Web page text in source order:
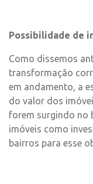
Possibilidade de
Como dissemos
transformação
em andamento, a
do valor dos
forem surgindo no
imóveis como
bairros para esse